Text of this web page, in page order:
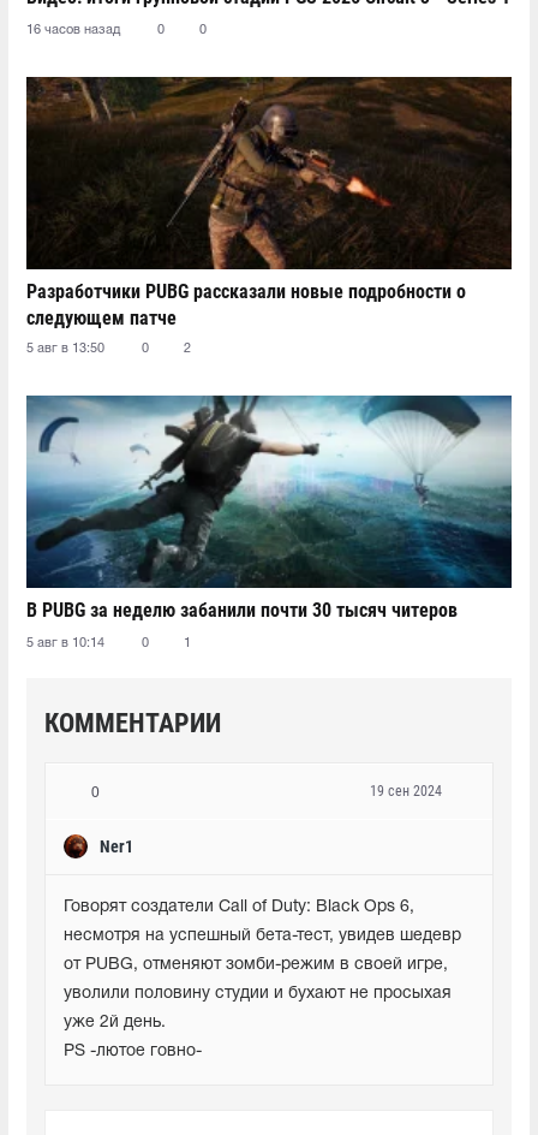
16 часов назад 0 0
Разработчики PUBG рассказали новые подробности о
следующем патче
5 авг в 13:50 0 2
В PUBG за неделю забанили почти 30 тысяч читеров
5 авг в 10:14 0 1
КОММЕНТАРИИ
0
Ner1
19 сен 2024
Говорят создатели Call of Duty: Black Ops 6,
несмотря на успешный бета-тест, увидев шедевр
от PUBG, отменяют зомби-режим в своей игре,
уволили половину студии и бухают не просыхая
уже 2й день.
PS -лютое говно-